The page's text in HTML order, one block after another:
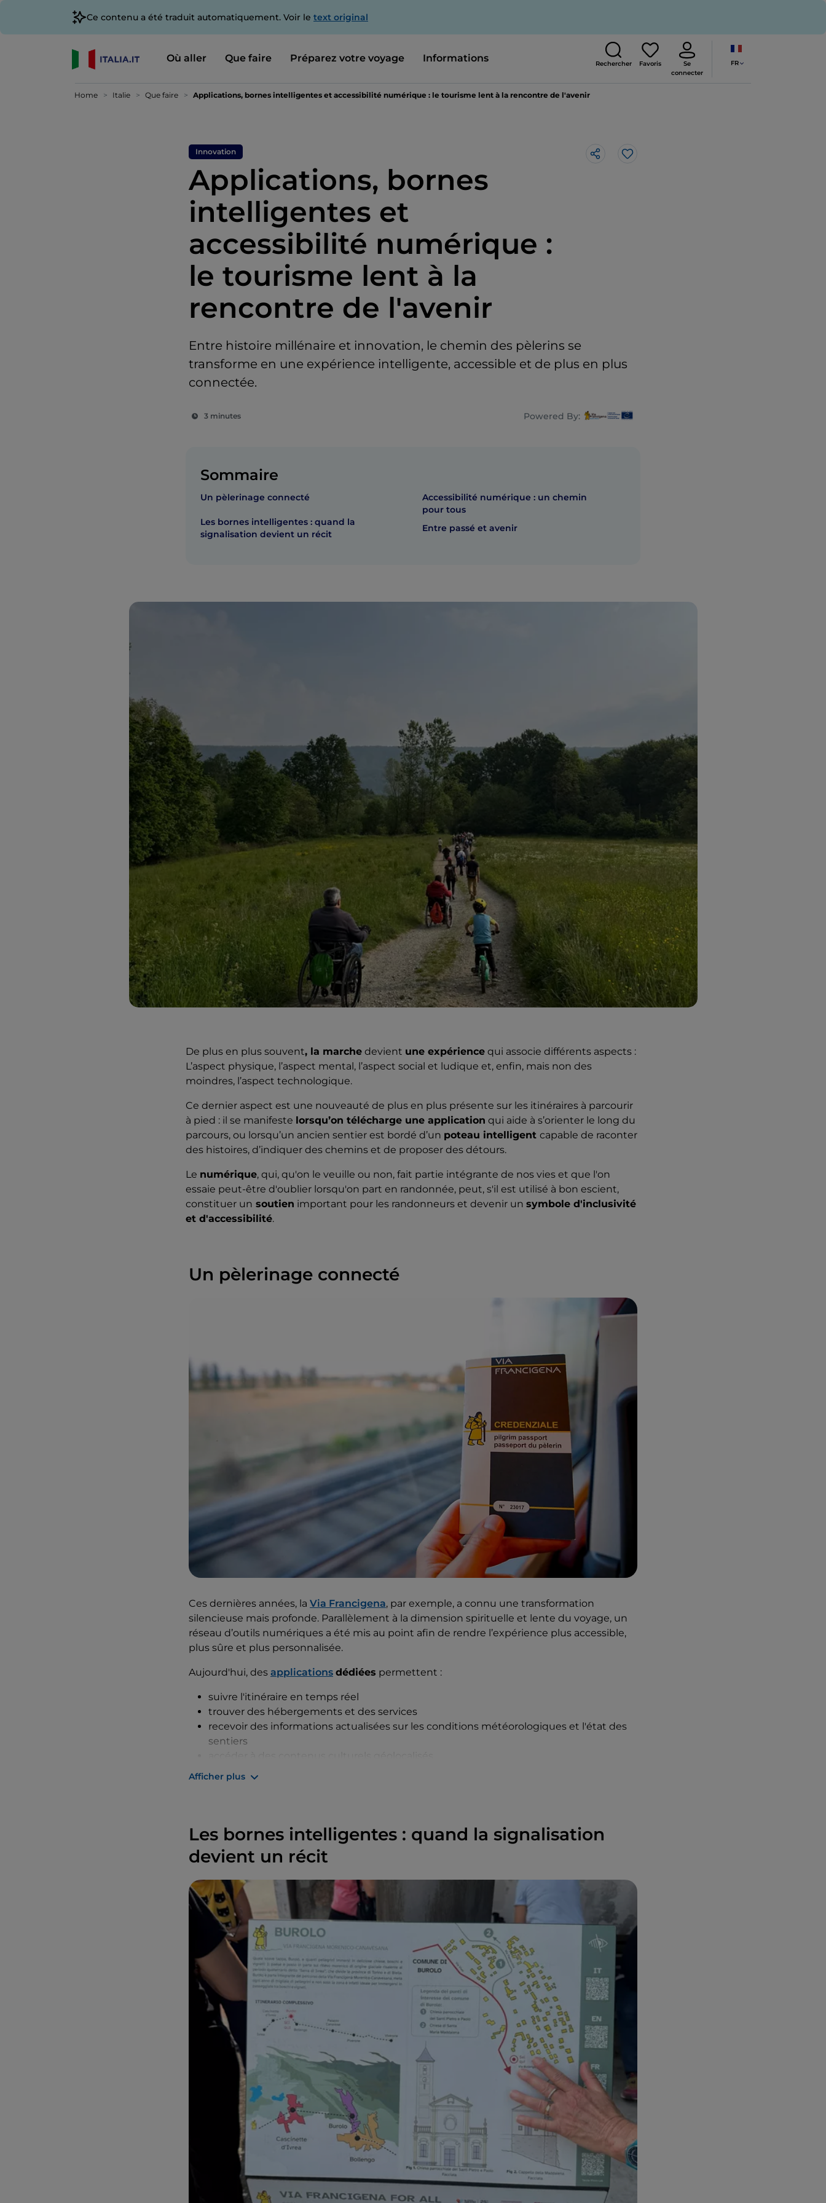
Ce contenu a été traduit automatiquement. Voir le text original
Où aller Que faire Préparez votre voyage Informations Rechercher Favoris
Se
connecter
FR
Home Italie Que faire Applications, bornes intelligentes et accessibilité numérique : le tourisme lent à la rencontre de l'avenir
Innovation
Applications, bornes
intelligentes et
accessibilité numérique :
le tourisme lent à la
rencontre de l'avenir
Entre histoire millénaire et innovation, le chemin des pèlerins se
transforme en une expérience intelligente, accessible et de plus en plus
connectée.
3 minutes Powered By:
J’aime
Sommaire
Un pèlerinage connecté
Les bornes intelligentes : quand la
signalisation devient un récit
Accessibilité numérique : un chemin
pour tous
Entre passé et avenir
De plus en plus souvent, la marche devient une expérience qui associe différents aspects :
L’aspect physique, l’aspect mental, l’aspect social et ludique et, enfin, mais non des
moindres, l’aspect technologique.
Ce dernier aspect est une nouveauté de plus en plus présente sur les itinéraires à parcourir
à pied : il se manifeste lorsqu’on télécharge une application qui aide à s’orienter le long du
parcours, ou lorsqu’un ancien sentier est bordé d’un poteau intelligent capable de raconter
des histoires, d’indiquer des chemins et de proposer des détours.
Le numérique, qui, qu'on le veuille ou non, fait partie intégrante de nos vies et que l'on
essaie peut-être d'oublier lorsqu'on part en randonnée, peut, s'il est utilisé à bon escient,
constituer un soutien important pour les randonneurs et devenir un symbole d'inclusivité
et d'accessibilité.
Un pèlerinage connecté
Ces dernières années, la Via Francigena, par exemple, a connu une transformation
silencieuse mais profonde. Parallèlement à la dimension spirituelle et lente du voyage, un
réseau d’outils numériques a été mis au point afin de rendre l’expérience plus accessible,
plus sûre et plus personnalisée.
Aujourd'hui, des applications dédiées permettent :
suivre l'itinéraire en temps réel
trouver des hébergements et des services
recevoir des informations actualisées sur les conditions météorologiques et l'état des
sentiers
Toutes ces fonctionnalités constituent une aide précieuse non seulement pour les pèlerins
Afficher plus
Les bornes intelligentes : quand la signalisation
devient un récit